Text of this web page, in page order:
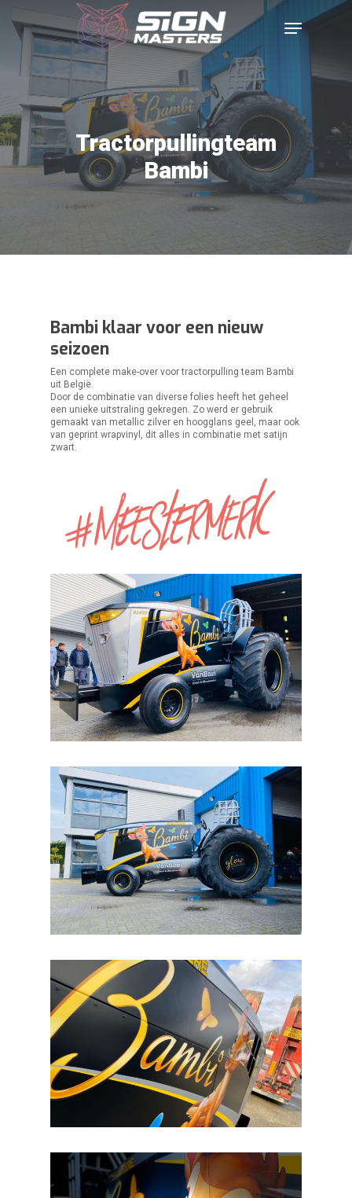
Tractorpullingteam
Bambi
Bambi klaar voor een nieuw
seizoen
Een complete make-over voor tractorpulling team Bambi
uit België.
Door de combinatie van diverse folies heeft het geheel
een unieke uitstraling gekregen. Zo werd er gebruik
gemaakt van metallic zilver en hoogglans geel, maar ook
van geprint wrapvinyl, dit alles in combinatie met satijn
zwart.